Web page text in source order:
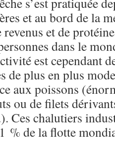
et au bord de la
revenus et de
dans le
est cependant
de plus en plus
aux poissons
ou de filets
Ces chalutiers
% de la flotte